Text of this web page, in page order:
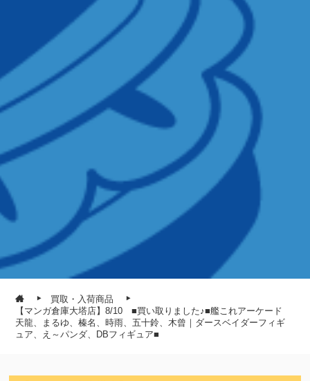
買取・入荷商品
【マンガ倉庫大塔店】8/10 ■買い取りました♪■艦これアーケード
天龍、まるゆ、榛名、時雨、五十鈴、木曾｜ダースベイダーフィギ
ュア、え～パンダ、DBフィギュア■